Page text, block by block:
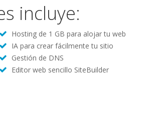
incluye:
Hosting de 1 GB para alojar tu web
IA para crear fácilmente tu sitio
Gestión de DNS
Editor web sencillo SiteBuilder